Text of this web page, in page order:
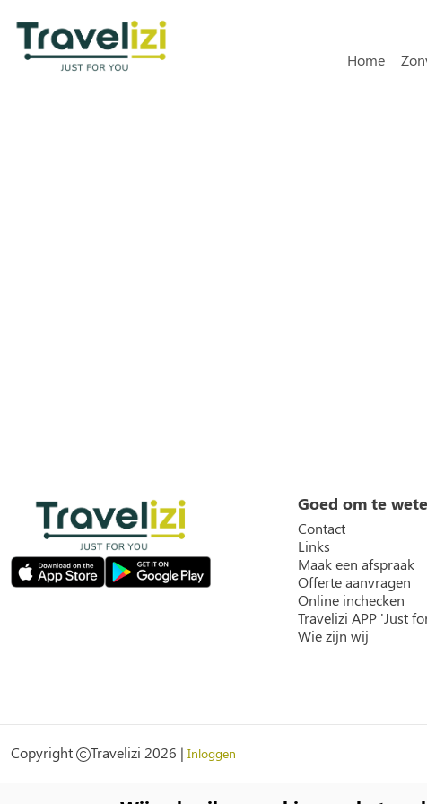
Home
Goed om te
Contact
Links
Maak een afspraak
Offerte aanvragen
Online inchecken
Travelizi APP 'Just
Wie zijn wij
Copyright Travelizi 2026 | Inloggen